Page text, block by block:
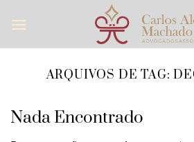
ARQUIVOS DE TAG:
Nada Encontrado